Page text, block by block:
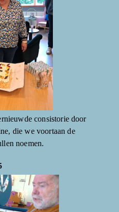
consistorie door
die we voortaan de
noemen.